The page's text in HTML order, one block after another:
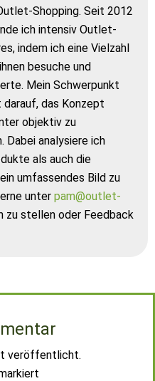
Shopping. Seit 2012
ich intensiv Outlet-
indem ich eine Vielzahl
besuche und
Mein Schwerpunkt
darauf, das Konzept
objektiv zu
Dabei analysiere ich
als auch die
umfassendes Bild zu
unter pam@outlet-
zu stellen oder Feedback
veröffentlicht.